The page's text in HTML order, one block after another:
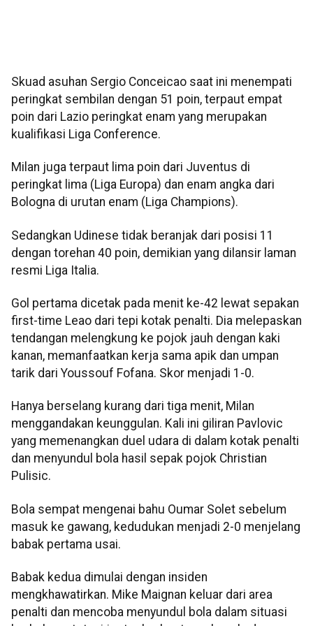
Skuad asuhan Sergio Conceicao saat ini menempati
peringkat sembilan dengan 51 poin, terpaut empat
poin dari Lazio peringkat enam yang merupakan
kualifikasi Liga Conference.
Milan juga terpaut lima poin dari Juventus di
peringkat lima (Liga Europa) dan enam angka dari
Bologna di urutan enam (Liga Champions).
Sedangkan Udinese tidak beranjak dari posisi 11
dengan torehan 40 poin, demikian yang dilansir laman
resmi Liga Italia.
Gol pertama dicetak pada menit ke-42 lewat sepakan
first-time Leao dari tepi kotak penalti. Dia melepaskan
tendangan melengkung ke pojok jauh dengan kaki
kanan, memanfaatkan kerja sama apik dan umpan
tarik dari Youssouf Fofana. Skor menjadi 1-0.
Hanya berselang kurang dari tiga menit, Milan
menggandakan keunggulan. Kali ini giliran Pavlovic
yang memenangkan duel udara di dalam kotak penalti
dan menyundul bola hasil sepak pojok Christian
Pulisic.
Bola sempat mengenai bahu Oumar Solet sebelum
masuk ke gawang, kedudukan menjadi 2-0 menjelang
babak pertama usai.
Babak kedua dimulai dengan insiden
mengkhawatirkan. Mike Maignan keluar dari area
penalti dan mencoba menyundul bola dalam situasi